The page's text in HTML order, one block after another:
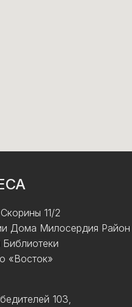
11/2
Дома Милосердия Район
«Восток»
103,